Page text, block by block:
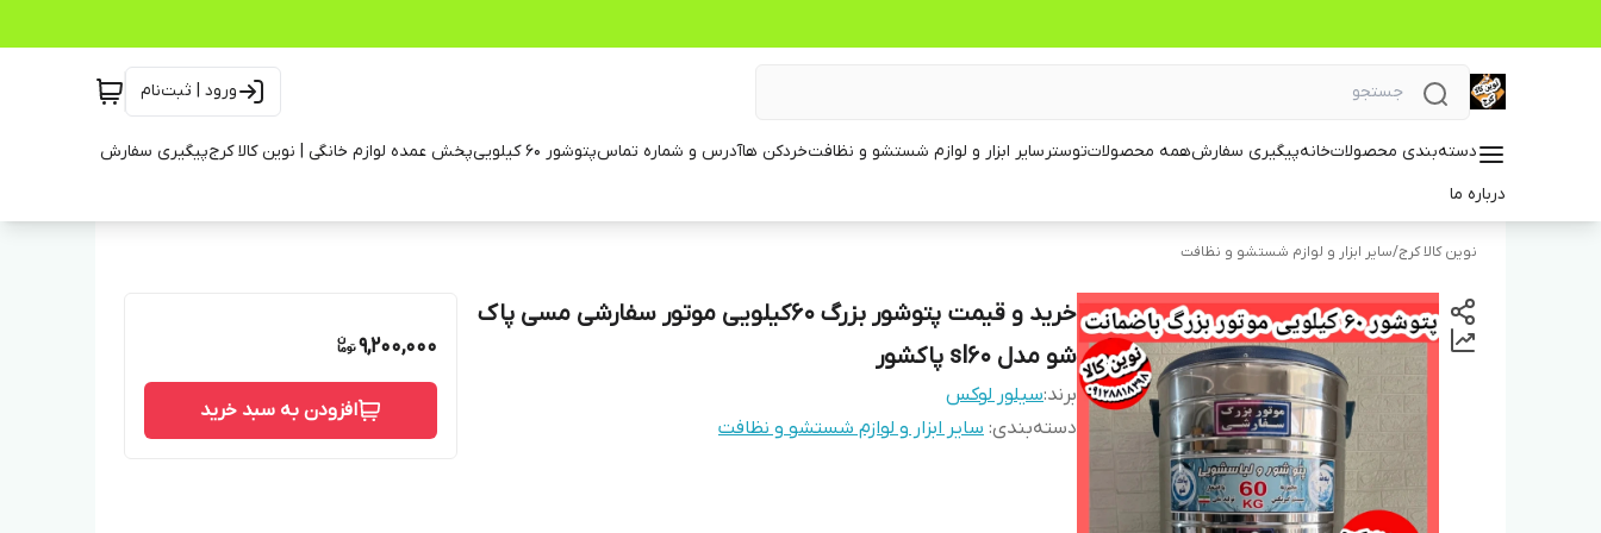
ورود | ثبت‌نام
دسته‌بندی محصولاتخانهپیگیری سفارشهمه محصولاتتوسترسایر ابزار و لوازم شستشو و نظافتخردکن هاآدرس و شماره تماسپتوشور ۶۰ کیلویی پخش عمده لوازم خانگی | نوین کالا کرجپیگیری سفارش
درباره ما
نوین کالا کرج/سایر ابزار و لوازم شستشو و نظافت
خرید و قیمت پتوشور بزرگ ۶۰کیلویی موتور سفارشی مسی پاک
شو مدل sl60 پاکشور
برند:سیلور لوکس
دسته‌بندی: سایر ابزار و لوازم شستشو و نظافت
9,200,000
افزودن به سبد خرید